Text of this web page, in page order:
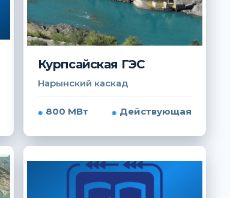
Курпсайская ГЭС
Нарынский каскад
800 МВт Действующая